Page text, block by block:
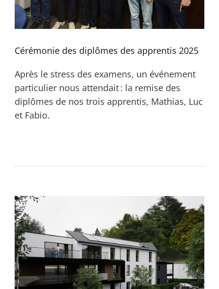
Cérémonie des diplômes des apprentis 2025
Après le stress des examens, un événement
particulier nous attendait : la remise des
diplômes de nos trois apprentis, Mathias, Luc
et Fabio.